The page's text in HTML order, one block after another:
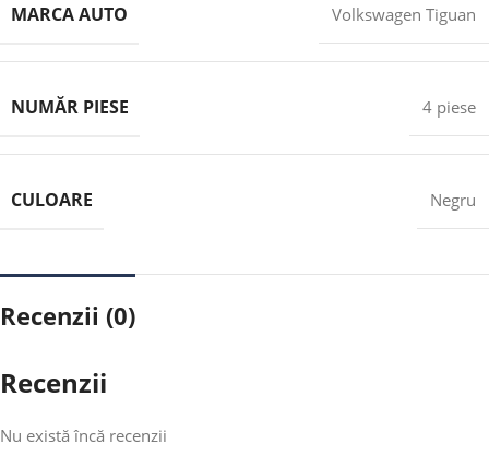
MARCA AUTO Volkswagen Tiguan
NUMĂR PIESE 4 piese
CULOARE Negru
Recenzii (0)
Recenzii
Nu există încă recenzii